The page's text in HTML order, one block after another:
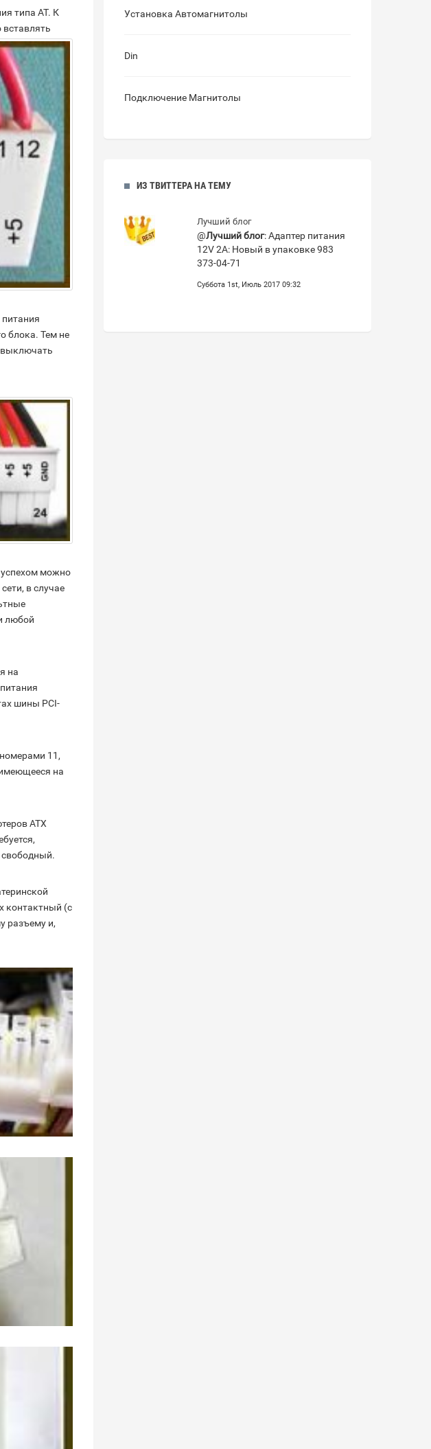
типа АТ. К
вставлять
блока. Тем не
выключать
успехом можно
в случае
любой
на
шины PCI-
11,
на
ATX
свободный.
контактный (с
разъему и,
Установка Автомагнитолы
Din
Подключение Магнитолы
ИЗ ТВИТТЕРА НА ТЕМУ
Лучший блог
@Лучший блог: Адаптер питания
12V 2A: Новый в упаковке 983
373-04-71
Суббота 1st, Июль 2017 09:32